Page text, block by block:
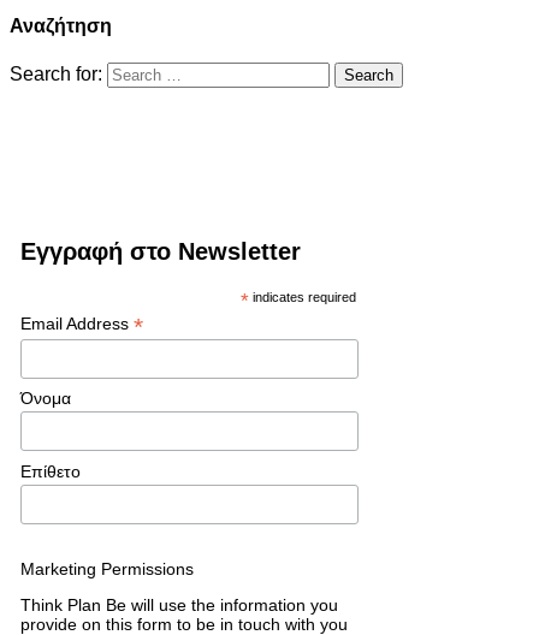
Αναζήτηση
Search for:
Εγγραφή στο Newsletter
* indicates required
Email Address *
Όνομα
Επίθετο
Marketing Permissions
Think Plan Be will use the information you
provide on this form to be in touch with you